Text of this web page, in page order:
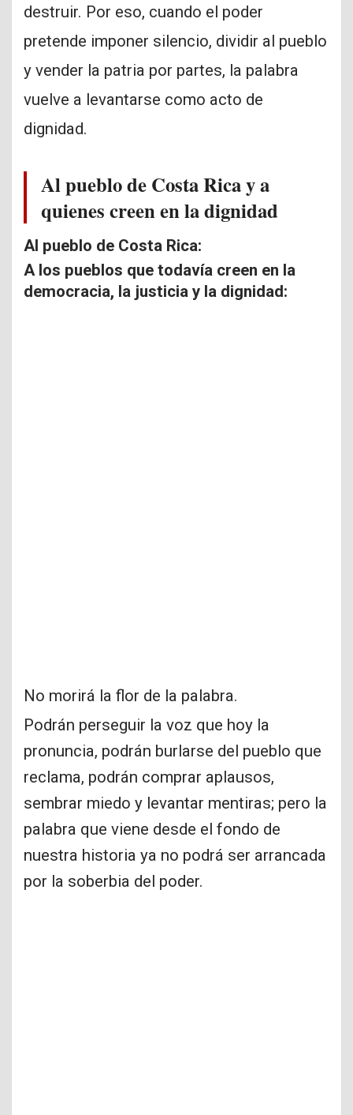
destruir. Por eso, cuando el poder
pretende imponer silencio, dividir al pueblo
y vender la patria por partes, la palabra
vuelve a levantarse como acto de
dignidad.
Al pueblo de Costa Rica y a
quienes creen en la dignidad
Al pueblo de Costa Rica:
A los pueblos que todavía creen en la
democracia, la justicia y la dignidad:
No morirá la flor de la palabra.
Podrán perseguir la voz que hoy la
pronuncia, podrán burlarse del pueblo que
reclama, podrán comprar aplausos,
sembrar miedo y levantar mentiras; pero la
palabra que viene desde el fondo de
nuestra historia ya no podrá ser arrancada
por la soberbia del poder.